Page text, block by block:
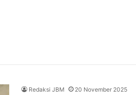
Redaksi JBM 20 November 2025